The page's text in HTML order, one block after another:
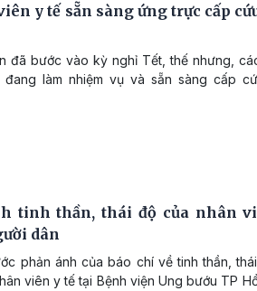
y tế sẵn sàng ứng trực cấp
đã bước vào kỳ nghỉ Tết, thế nhưng,
làm nhiệm vụ và sẵn sàng cấp
tinh thần, thái độ của nhân
dân
phản ánh của báo chí về tinh thần,
viên y tế tại Bệnh viện Ung bướu TP